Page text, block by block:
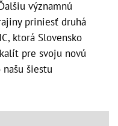
významnú
priniesť druhá
ktorá Slovensko
pre svoju novú
šiestu